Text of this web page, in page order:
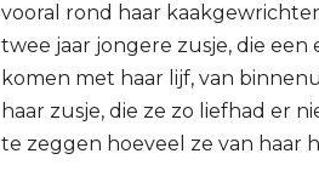
vooral rond haar
twee jaar jongere zusje, die
komen met haar lijf, van
haar zusje, die ze zo liefhad er
te zeggen hoeveel ze van haar